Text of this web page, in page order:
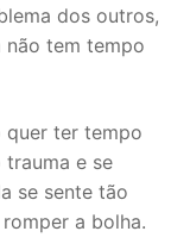
dos outros,
não tem tempo
quer ter tempo
trauma e se
se sente tão
a bolha.